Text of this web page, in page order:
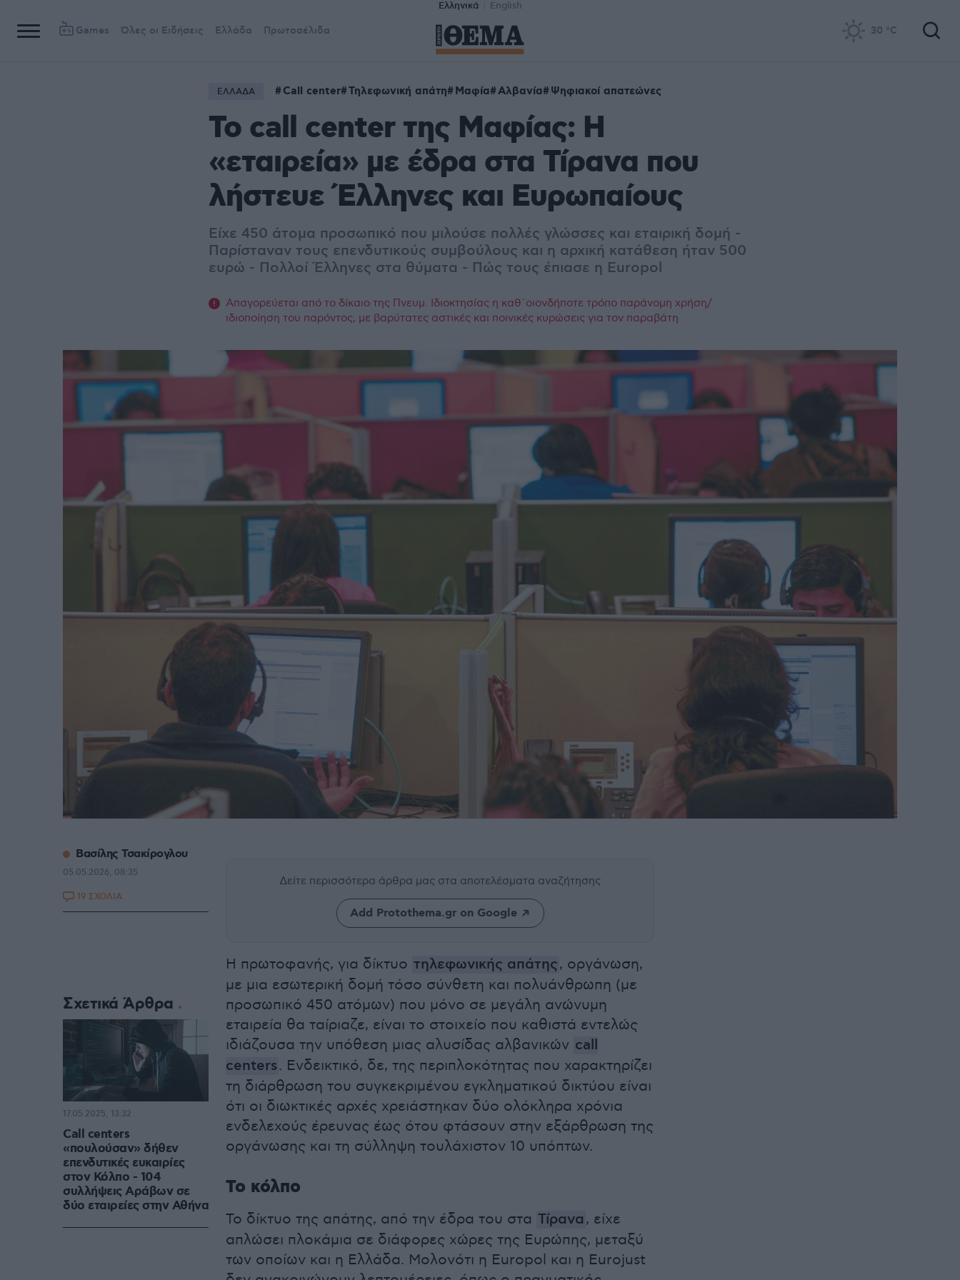
Ελληνικά English
Games Όλες οι Ειδήσεις Ελλάδα Πρωτοσέλιδα 30 °C
ΕΛΛΑΔΑ Call center Τηλεφωνική απάτη Μαφία Αλβανία Ψηφιακοί απατεώνες
Το call center της Μαφίας: Η
«εταιρεία» με έδρα στα Τίρανα που
λήστευε Έλληνες και Ευρωπαίους
Είχε 450 άτομα προσωπικό που μιλούσε πολλές γλώσσες και εταιρική δομή -
Παρίσταναν τους επενδυτικούς συμβούλους και η αρχική κατάθεση ήταν 500
ευρώ - Πολλοί Έλληνες στα θύματα - Πώς τους έπιασε η Europol
Απαγορεύεται από το δίκαιο της Πνευμ. Ιδιοκτησίας η καθ΄οιονδήποτε τρόπο παράνομη χρήση/
ιδιοποίηση του παρόντος, με βαρύτατες αστικές και ποινικές κυρώσεις για τον παραβάτη
Δείτε περισσότερα άρθρα μας στα αποτελέσματα αναζήτησης
Add Protothema.gr on Google
Η πρωτοφανής, για δίκτυο τηλεφωνικής απάτης, οργάνωση,
με μια εσωτερική δομή τόσο σύνθετη και πολυάνθρωπη (με
προσωπικό 450 ατόμων) που μόνο σε μεγάλη ανώνυμη
εταιρεία θα ταίριαζε, είναι το στοιχείο που καθιστά εντελώς
ιδιάζουσα την υπόθεση μιας αλυσίδας αλβανικών call
centers. Ενδεικτικό, δε, της περιπλοκότητας που χαρακτηρίζει
τη διάρθρωση του συγκεκριμένου εγκληματικού δικτύου είναι
ότι οι διωκτικές αρχές χρειάστηκαν δύο ολόκληρα χρόνια
ενδελεχούς έρευνας έως ότου φτάσουν στην εξάρθρωση της
οργάνωσης και τη σύλληψη τουλάχιστον 10 υπόπτων.
Το κόλπο
Το δίκτυο της απάτης, από την έδρα του στα Τίρανα , είχε
απλώσει πλοκάμια σε διάφορες χώρες της Ευρώπης, μεταξύ
των οποίων και η Ελλάδα. Μολονότι η Europol και η Eurojust
Βασίλης Τσακίρογλου
05.05.2026, 08:35
19 ΣΧΟΛΙΑ
Σχετικά Άρθρα
Call centers
«πουλούσαν» δήθεν
επενδυτικές ευκαιρίες
στον Κόλπο - 104
συλλήψεις Αράβων σε
δύο εταιρείες στην Αθήνα
17.05.2025, 13:32